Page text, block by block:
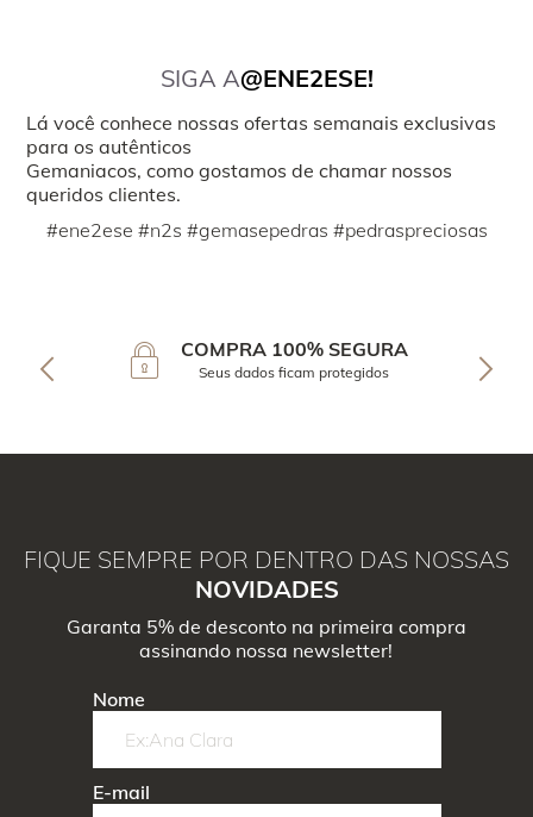
SIGA A@ENE2ESE!
Lá você conhece nossas ofertas semanais exclusivas
para os autênticos
Gemaniacos, como gostamos de chamar nossos
queridos clientes.
#ene2ese #n2s #gemasepedras #pedraspreciosas
COMPRA 100% SEGURA
Seus dados ficam protegidos
FIQUE SEMPRE POR DENTRO DAS NOSSAS
NOVIDADES
Garanta 5% de desconto na primeira compra
assinando nossa newsletter!
Nome
E-mail